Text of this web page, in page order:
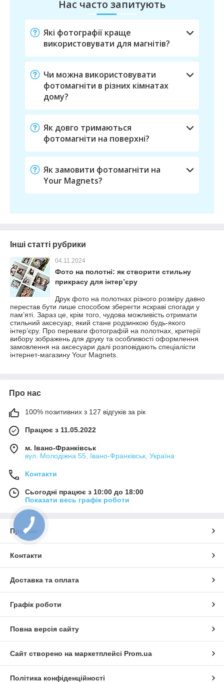
Нас часто запитують
Які фотографії краще
використовувати для магнітів?
Чи можна використовувати
фотомагніти в різних кімнатах
дому?
Як довго тримаються
фотомагніти на поверхні?
Як замовити фотомагніти на
Your Magnets?
Інші статті рубрики
04.11.2024
Фото на полотні: як створити стильну
прикрасу для інтер’єру
Друк фото на полотнах різного розміру давно
перестав бути лише способом зберегти яскраві спогади у
пам’яті. Зараз це, крім того, чудова можливість отримати
стильний аксесуар, який стане родзинкою будь-якого
інтер’єру. Про переваги фотографій на полотнах, критерії
вибору зображень для друку та особливості оформлення
замовлення на аксесуари далі розповідають спеціалісти
інтернет-магазину Your Magnets.
Про нас
100% позитивних з 127 відгуків за рік
Працює з 11.05.2022
м. Івано-Франківськ
вул. Молодіжна 55, Івано-Франківськ, Україна
Контакти
Сьогодні працює з 10:00 до 18:00
Показати весь графік роботи
Про нас
Контакти
Доставка та оплата
Графік роботи
Повна версія сайту
Сайт створено на маркетплейсі Prom.ua
Політика конфіденційності
КНОПКА
ЗВ'ЯЗКУ